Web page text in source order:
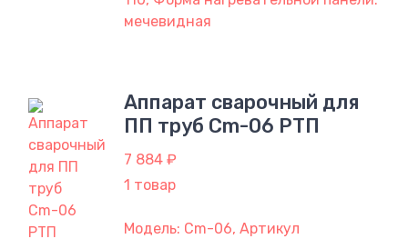
мечевидная
Аппарат сварочный для
ПП труб Cm-06 РТП
7 884 ₽
1 товар
Модель: Cm-06, Артикул